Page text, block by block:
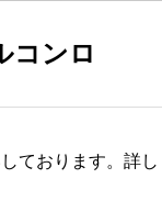
コンロ
ております。詳し